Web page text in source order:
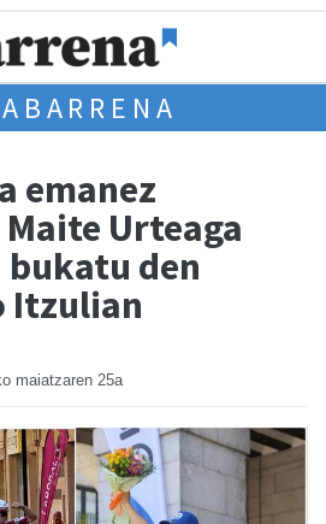
emanez
Urteaga
den
Itzulian
maiatzaren 25a